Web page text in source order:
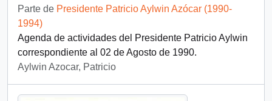
Parte de Presidente Patricio Aylwin Azócar (1990-
1994)
Agenda de actividades del Presidente Patricio Aylwin
correspondiente al 02 de Agosto de 1990.
Aylwin Azocar, Patricio